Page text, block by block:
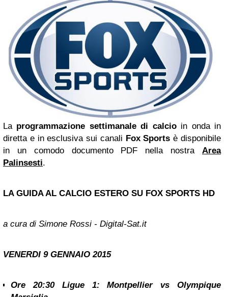
La programmazione settimanale di calcioin onda in
diretta e in esclusiva sui canali Fox Sports è disponibile
in un comodo documento PDF nella nostra Area
Palinsesti.
LA GUIDA AL CALCIO ESTERO SU FOX SPORTS HD
a cura di Simone Rossi - Digital-Sat.it
VENERDI 9 GENNAIO 2015
Ore 20:30 Ligue 1: Montpellier vs Olympique